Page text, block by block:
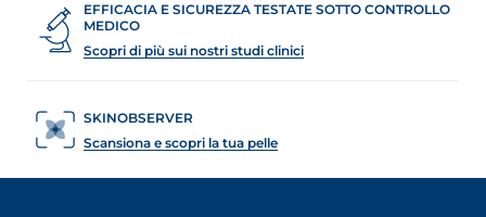
EFFICACIA E SICUREZZA TESTATE SOTTO CONTROLLO
MEDICO
Scopri di più sui nostri studi clinici
SKINOBSERVER
Scansiona e scopri la tua pelle